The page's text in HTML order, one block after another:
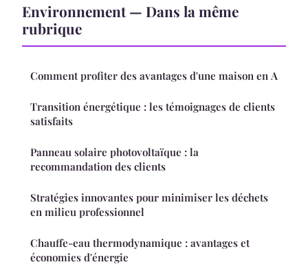
Environnement — Dans la même
rubrique
Comment profiter des avantages d'une maison en A
Transition énergétique : les témoignages de clients
satisfaits
Panneau solaire photovoltaïque : la
recommandation des clients
Stratégies innovantes pour minimiser les déchets
en milieu professionnel
Chauffe-eau thermodynamique : avantages et
économies d'énergie